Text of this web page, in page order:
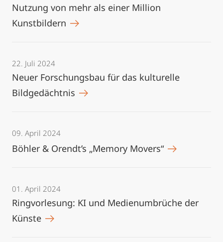
Nutzung von mehr als einer Million
Kunstbildern
22. Juli 2024
Neuer Forschungsbau für das kulturelle
Bildgedächtnis
09. April 2024
Böhler & Orendt’s „Memory Movers“
01. April 2024
Ringvorlesung: KI und Medienumbrüche der
Künste